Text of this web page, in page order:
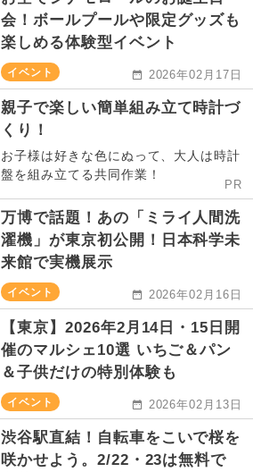
会！ボールプールや限定グッズも
楽しめる体験型イベント
イベント 2026年02月17日
親子で楽しい簡単組み立て時計づ
くり！
お子様は好きな色にぬって、大人は時計
盤を組み立てる共同作業！
PR
万博で話題！あの「ミライ人間洗
濯機」が東京初公開！日本科学未
来館で実機展示
イベント 2026年02月16日
【東京】2026年2月14日・15日開
催のマルシェ10選 いちご＆パン
＆子供だけの特別体験も
イベント 2026年02月13日
渋谷駅直結！自転車をこいで桜を
咲かせよう。2/22・23は無料で